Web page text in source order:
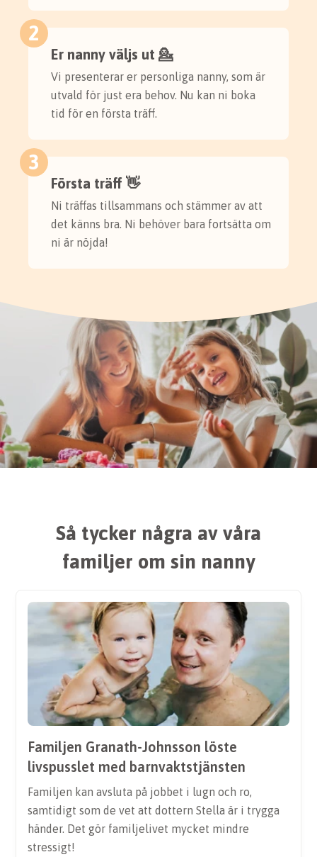
2
Er nanny väljs ut 💁
Vi presenterar er personliga nanny, som är
utvald för just era behov. Nu kan ni boka
tid för en första träff.
3
Första träff 👋
Ni träffas tillsammans och stämmer av att
det känns bra. Ni behöver bara fortsätta om
ni är nöjda!
Så tycker några av våra
familjer om sin nanny
Familjen Granath-Johnsson löste
livspusslet med barnvaktstjänsten
Familjen kan avsluta på jobbet i lugn och ro,
samtidigt som de vet att dottern Stella är i trygga
händer. Det gör familjelivet mycket mindre
stressigt!